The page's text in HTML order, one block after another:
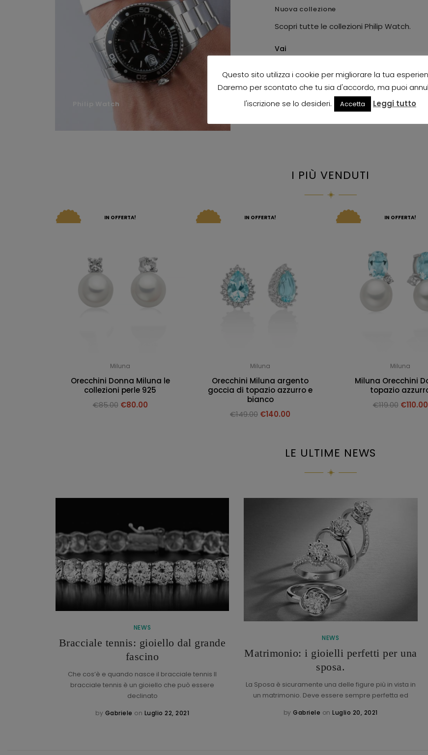
Philip Watch
Nuova collezione
Scopri tutte le collezioni Philip Watch.
Vai
I PIÙ VENDUTI
IN OFFERTA!
Miluna
Orecchini Donna Miluna le
collezioni perle 925
€85.00 €80.00
IN OFFERTA!
Miluna
Orecchini Miluna argento
goccia di topazio azzurro e
bianco
€149.00 €140.00
IN OFFERTA!
Miluna
Miluna Orecchini
topazio
€119.00 €110.00
LE ULTIME NEWS
NEWS
Bracciale tennis: gioiello dal grande
fascino
Che cos’è e quando nasce il bracciale tennis Il
bracciale tennis è un gioiello che può essere
declinato
by Gabriele on Luglio 22, 2021
NEWS
Matrimonio: i gioielli perfetti per una
sposa.
La Sposa è sicuramente una delle figure più in vista in
un matrimonio. Deve essere sempre perfetta ed
byGabriele onLuglio 20, 2021
Questo sito utilizza i cookie per migliorare la tua
Daremo per scontato che tu sia d'accordo, ma puoi
l'iscrizione se lo desideri.
Accetta Leggi tutto